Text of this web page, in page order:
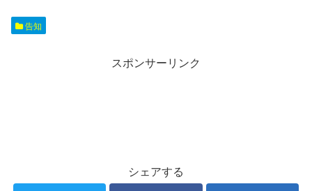
告知
スポンサーリンク
シェアする